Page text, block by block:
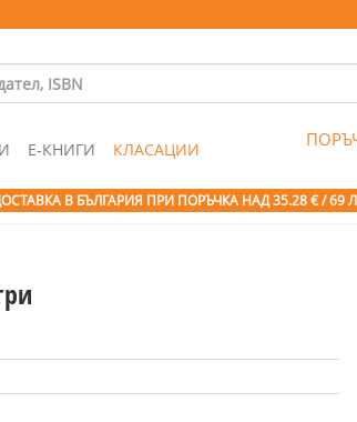
Е-КНИГИ КЛАСАЦИИ
В БЪЛГАРИЯ ПРИ ПОРЪЧКА НАД 35.28 € / 69